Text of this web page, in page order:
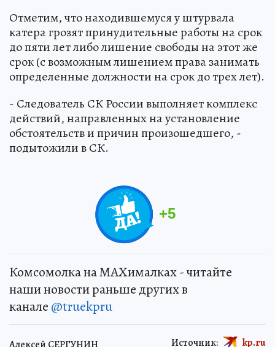
Отметим, что находившемуся у штурвала
катера грозят принудительные работы на срок
до пяти лет либо лишение свободы на этот же
срок (с возможным лишением права занимать
определенные должности на срок до трех лет).
- Следователь СК России выполняет комплекс
действий, направленных на установление
обстоятельств и причин произошедшего, -
подытожили в СК.
+5
Комсомолка на MAXималках - читайте
наши новости раньше других в
канале @truekpru
Источник: kp.ru